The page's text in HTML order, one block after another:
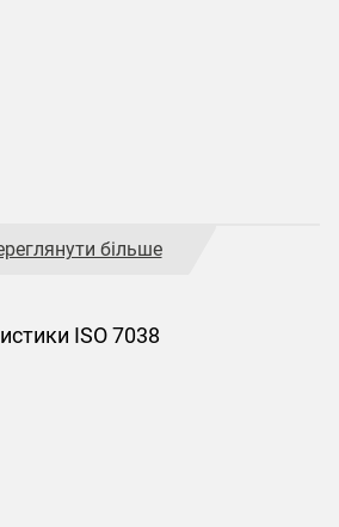
більше
ISO 7038